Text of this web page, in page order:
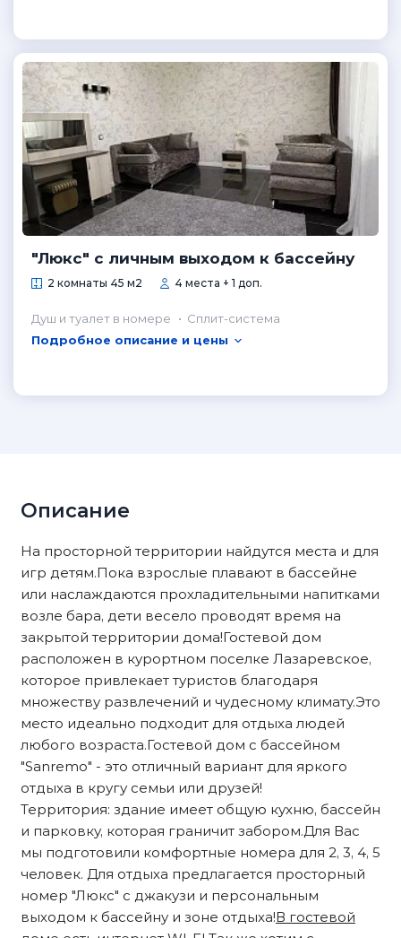
"Люкс" с личным выходом к бассейну
2 комнаты 45 м2 4 места + 1 доп.
Душ и туалет в номере
Сплит-система
Подробное описание и цены
Описание
На просторной территории найдутся места и для
игр детям.Пока взрослые плавают в бассейне
или наслаждаются прохладительными напитками
возле бара, дети весело проводят время на
закрытой территории дома!Гостевой дом
расположен в курортном поселке Лазаревское,
которое привлекает туристов благодаря
множеству развлечений и чудесному климату.Это
место идеально подходит для отдыха людей
любого возраста.Гостевой дом с бассейном
"Sanremo" - это отличный вариант для яркого
отдыха в кругу семьи или друзей!
Территория: здание имеет общую кухню, бассейн
и парковку, которая граничит забором.Для Вас
мы подготовили комфортные номера для 2, 3, 4, 5
человек. Для отдыха предлагается просторный
номер "Люкс" с джакузи и персональным
выходом к бассейну и зоне отдыха!В гостевой